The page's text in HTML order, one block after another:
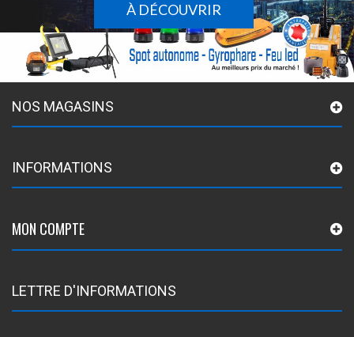
À DÉCOUVRIR
NOS MAGASINS
INFORMATIONS
MON COMPTE
LETTRE D'INFORMATIONS